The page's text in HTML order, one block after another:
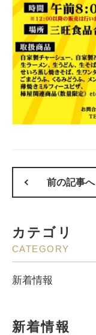
前の記事へ
カテゴリ
CATEGORY
新着情報
新着情報